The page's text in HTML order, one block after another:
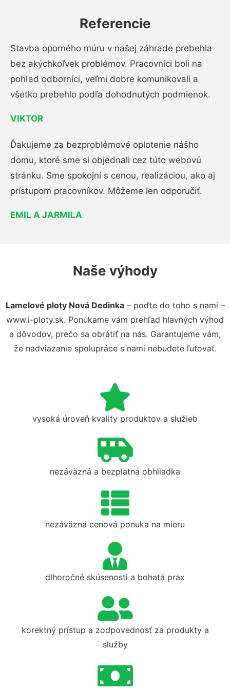
Referencie
Stavba oporného múru v našej záhrade prebehla
bez akýchkoľvek problémov. Pracovníci boli na
pohľad odborníci, veľmi dobre komunikovali a
všetko prebehlo podľa dohodnutých podmienok.
VIKTOR
Ďakujeme za bezproblémové oplotenie nášho
domu, ktoré sme si objednali cez túto webovú
stránku. Sme spokojní s cenou, realizáciou, ako aj
prístupom pracovníkov. Môžeme len odporučiť.
EMIL A JARMILA
Naše výhody
Lamelové ploty Nová Dedinka– poďte do toho s nami –
www.i-ploty.sk. Ponúkame vám prehľad hlavných výhod
a dôvodov, prečo sa obrátiť na nás. Garantujeme vám,
že nadviazanie spolupráce s nami nebudete ľutovať.
vysoká úroveň kvality produktov a služieb
nezáväzná a bezplatná obhliadka
nezáväzná cenová ponuka na mieru
dlhoročné skúsenosti a bohatá prax
korektný prístup a zodpovednosť za produkty a
služby